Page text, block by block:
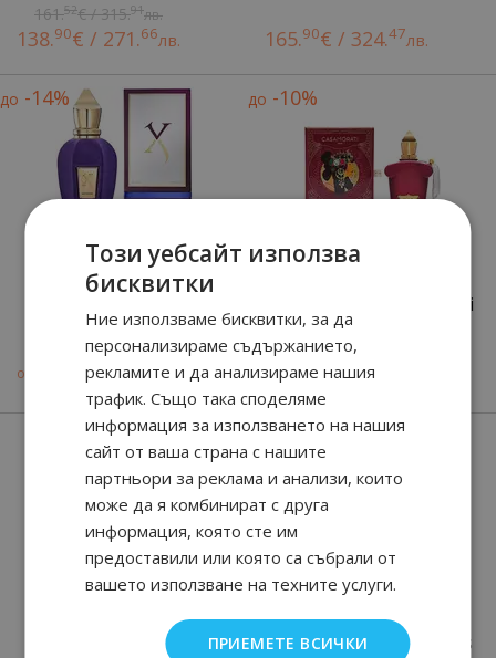
161.52€ / 315.91лв.
138.90€ / 271.66лв. 165.90€ / 324.47лв.
до -14%
Collection
от 77€ / 249.90лв.
до -10%
Italica 2021 - Casamorati
1888 Collection
176.86€ / 345.
159.90 € / 312.
Purple Accento - Velvet
Allende - Shooting Stars
Този уебсайт използва
бисквитки
Ние използваме бисквитки, за да
персонализираме съдържанието,
рекламите и да анализираме нашия
трафик. Също така споделяме
информация за използването на нашия
сайт от ваша страна с нашите
партньори за реклама и анализи, които
може да я комбинират с друга
информация, която сте им
предоставили или която са събрали от
вашето използване на техните услуги.
ПРИЕМЕТЕ ВСИЧКИ